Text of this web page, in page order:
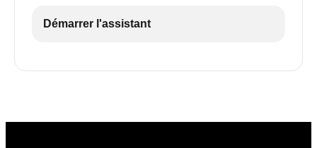
Démarrer l'assistant